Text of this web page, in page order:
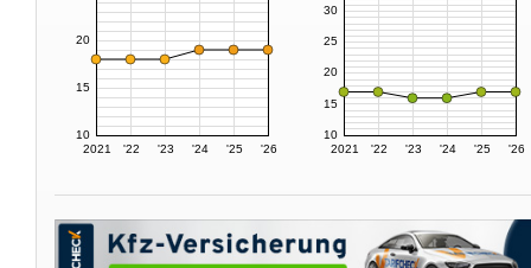
2021 '22 '23 '24 '25 '26
10
15
20
2021 '22 '23 '24 '25 '26
10
15
20
25
30